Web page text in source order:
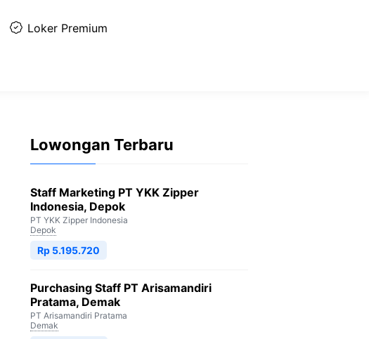
Loker Premium
Lowongan Terbaru
Staff Marketing PT YKK Zipper
Indonesia, Depok
PT YKK Zipper Indonesia
Depok
Rp 5.195.720
Purchasing Staff PT Arisamandiri
Pratama, Demak
PT Arisamandiri Pratama
Demak